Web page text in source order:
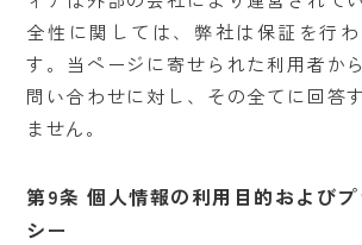
全性に関しては、弊社は保証を行
す。当ページに寄せられた利用者か
問い合わせに対し、その全てに回答
ません。
第9条 個人情報の利用目的およびプ
シー